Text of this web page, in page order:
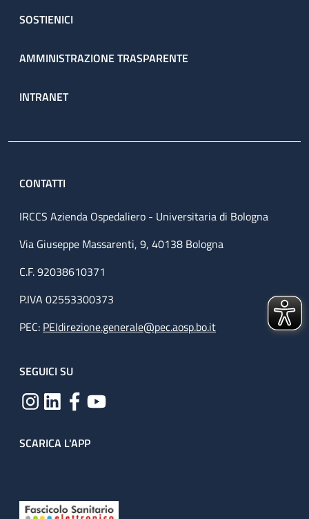
SOSTIENICI
AMMINISTRAZIONE TRASPARENTE
INTRANET
CONTATTI
IRCCS Azienda Ospedaliero - Universitaria di Bologna
Via Giuseppe Massarenti, 9, 40138 Bologna
C.F. 92038610371
P.IVA 02553300373
PEC: PEIdirezione.generale@pec.aosp.bo.it
SEGUICI SU
SCARICA L'APP